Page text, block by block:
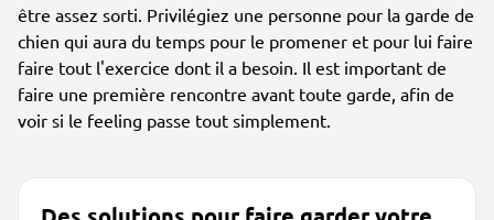
être assez sorti. Privilégiez une personne pour la garde de
chien qui aura du temps pour le promener et pour lui faire
faire tout l'exercice dont il a besoin. Il est important de
faire une première rencontre avant toute garde, afin de
voir si le feeling passe tout simplement.